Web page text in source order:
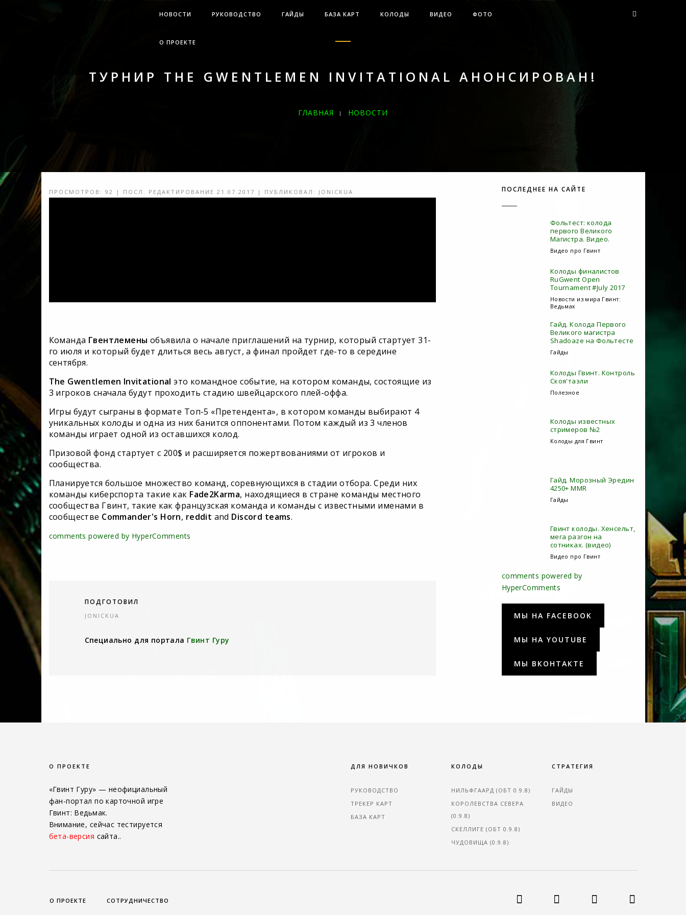
НОВОСТИ РУКОВОДСТВО ГАЙДЫ БАЗА КАРТ КОЛОДЫ ВИДЕО ФОТО
О ПРОЕКТЕ
ТУРНИР THE GWENTLEMEN INVITATIONAL АНОНСИРОВАН!
ГЛАВНАЯ
НОВОСТИ
ПРОСМОТРОВ: 92 | ПОСЛ. РЕДАКТИРОВАНИЕ 21.07.2017 | ПУБЛИКОВАЛ: JONICKUA
Команда Гвентлемены объявила о начале приглашений на турнир, который стартует 31-
го июля и который будет длиться весь август, а финал пройдет где-то в середине
сентября.
The Gwentlemen Invitational это командное событие, на котором команды, состоящие из
3 игроков сначала будут проходить стадию швейцарского плей-оффа.
Игры будут сыграны в формате Топ-5 «Претендента», в котором команды выбирают 4
уникальных колоды и одна из них банится оппонентами. Потом каждый из 3 членов
команды играет одной из оставшихся колод.
Призовой фонд стартует с 200$ и расширяется пожертвованиями от игроков и
сообщества.
Планируется большое множество команд, соревнующихся в стадии отбора. Среди них
команды киберспорта такие как Fade2Karma, находящиеся в стране команды местного
сообщества Гвинт, такие как французская команда и команды с известными именами в
сообществе Commander's Horn, reddit and Discord teams.
comments powered by HyperComments
ПОДГОТОВИЛ
JONICKUA
Специально для портала Гвинт Гуру
ПОСЛЕДНЕЕ НА САЙТЕ
Фольтест: колода
первого Великого
Магистра. Видео.
Видео про Гвинт
Колоды финалистов
RuGwent Open
Tournament #July 2017
Новости из мира Гвинт:
Ведьмак
Гайд. Колода Первого
Великого магистра
Shadoaze на Фольтесте
Гайды
Колоды Гвинт. Контроль
Скоя'таэли
Полезное
Колоды известных
стримеров №2
Колоды для Гвинт
Гайд. Морозный Эредин
4250+ MMR
Гайды
Гвинт колоды. Хенсельт,
мега разгон на
сотниках. (видео)
Видео про Гвинт
comments powered by
HyperComments
МЫ НА FACEBOOK
МЫ НА YOUTUBE
МЫ ВКОНТАКТЕ
О ПРОЕКТЕ
«Гвинт Гуру» — неофициальный
фан-портал по карточной игре
Гвинт: Ведьмак.
Внимание, сейчас тестируется
бета-версия сайта..
ДЛЯ НОВИЧКОВ
РУКОВОДСТВО
ТРЕКЕР КАРТ
БАЗА КАРТ
КОЛОДЫ
НИЛЬФГААРД (ОБТ 0.9.8)
КОРОЛЕВСТВА СЕВЕРА
(0.9.8)
СКЕЛЛИГЕ (ОБТ 0.9.8)
ЧУДОВИЩА (0.9.8)
СТРАТЕГИЯ
ГАЙДЫ
ВИДЕО
О ПРОЕКТЕ СОТРУДНИЧЕСТВО